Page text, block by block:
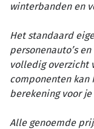
winterbanden en
Het standaard
personenauto’s
volledig overzicht
componenten kan
berekening voor je
Alle genoemde